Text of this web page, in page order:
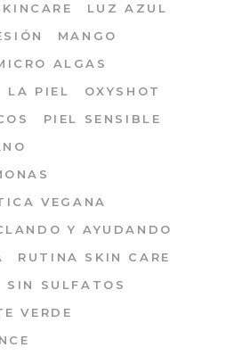
LUZ AZUL
MANGO
ALGAS
LA PIEL
OXYSHOT
PIEL SENSIBLE
VEGANA
Y AYUDANDO
RUTINA SKIN CARE
SIN SULFATOS
VERDE